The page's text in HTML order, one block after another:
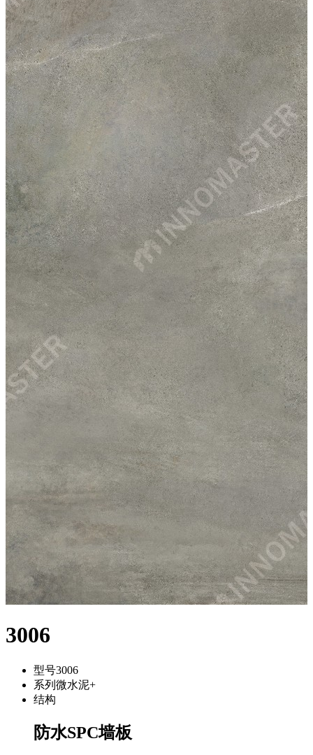
3006
型号3006
系列 微水泥+
结构
防水SPC墙板